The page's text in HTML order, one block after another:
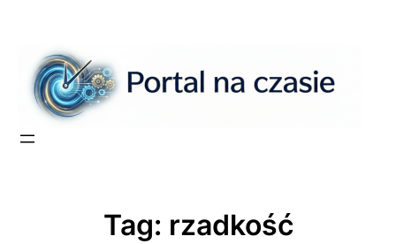
treści
Tag: rzadkość